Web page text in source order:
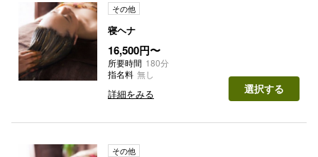
その他
寝ヘナ
16,500円〜
所要時間 180分
指名料 無し
詳細をみる 選択する
その他